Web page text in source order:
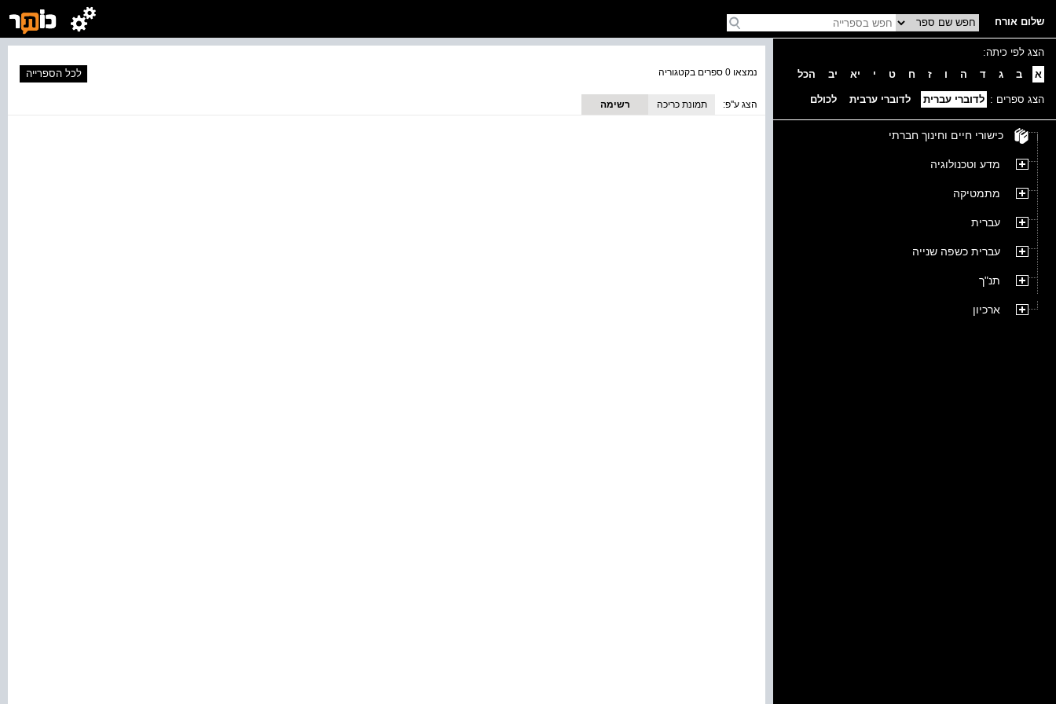
שלום אורח
הצג לפי כיתה:
א
ב ג ד ה ו ז ח ט י יא יב הכל
הצג ספרים : לדוברי עברית לדוברי ערבית לכולם
כישורי חיים וחינוך חברתי
מדע וטכנולוגיה
מתמטיקה
עברית
עברית כשפה שנייה
תנ"ך
ארכיון
נמצאו 0 ספרים בקטגוריה לכל הספרייה
הצג ע''פ: תמונת כריכה רשימה